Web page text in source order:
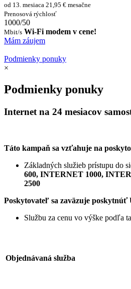
od 13. mesiaca 21,95 € mesačne
Prenosová rýchlosť
1000/50
Mbit/s Wi-Fi modem v cene!
Mám záujem
Podmienky ponuky
×
Podmienky ponuky
Internet na 24 mesiacov
Táto kampaň sa vzťahuje na
Základných služieb prístupu do
600, INTERNET 1000,
2500
Poskytovateľ sa zaväzuje poskytnúť
Službu za cenu vo výške podľa
Objednávaná služba